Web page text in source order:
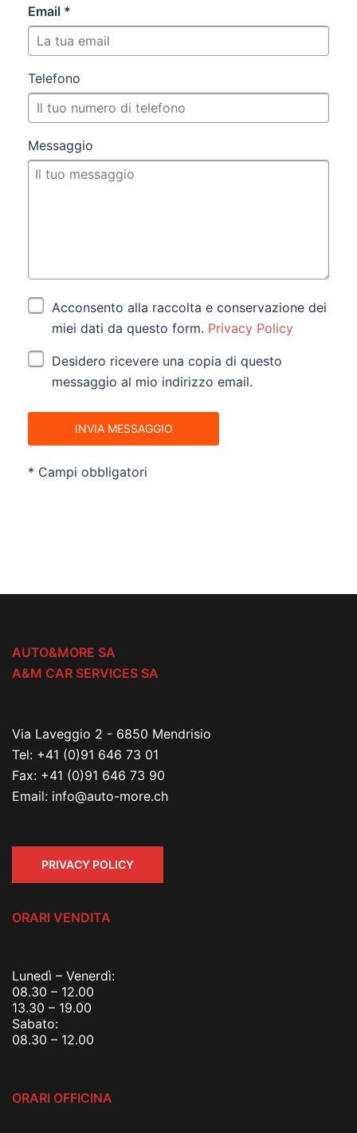
Email *
Telefono
Messaggio
Acconsento alla raccolta e conservazione dei
miei dati da questo form. Privacy Policy
Desidero ricevere una copia di questo
messaggio al mio indirizzo email.
INVIA MESSAGGIO
* Campi obbligatori
AUTO&MORE SA
A&M CAR SERVICES SA
Via Laveggio 2 - 6850 Mendrisio
Tel: +41 (0)91 646 73 01
Fax: +41 (0)91 646 73 90
Email: info@auto-more.ch
PRIVACY POLICY
ORARI VENDITA
Lunedì – Venerdì:
08.30 – 12.00
13.30 – 19.00
Sabato:
08.30 – 12.00
ORARI OFFICINA